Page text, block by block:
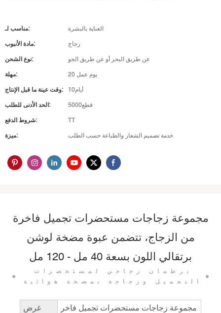
مناسب لـ: العناية بالبشرة
مادة الأنبوب: زجاج
نوع الشحن: عن طريق البحر أو عن طريق الجو
مهلة: 20 يوم عمل
وقت عينة ما قبل الإنتاج: أيام10
الحد الأدنى للطلب: قطع5000
شروط الدفع: TT
ميزة: خدمة تصميم الشعار والطباعة حسب الطلب
مجموعة زجاجات مستحضرات تجميل فاخرة
من الزجاج، تتضمن عبوة مضخة لوشن
برتقالي اللون بسعة 40 مل - 120 مل
برطمان زجاجي لمستحضرات
التجميل وزجاجة بمضخة هوائية
غرض
مجموعة زجاجات مستحضرات تجميل فاخر